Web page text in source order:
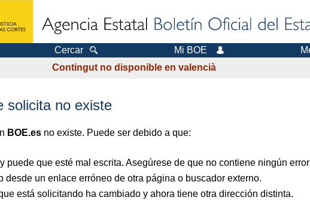
Cercar Mi BOE
Contingut no disponible en valencià
solicita no existe
BOE.es no existe. Puede ser debido a que:
puede que esté mal escrita. Asegúrese de que no contiene ningún
desde un enlace erróneo de otra página o buscador externo.
está solicitando ha cambiado y ahora tiene otra dirección distinta.